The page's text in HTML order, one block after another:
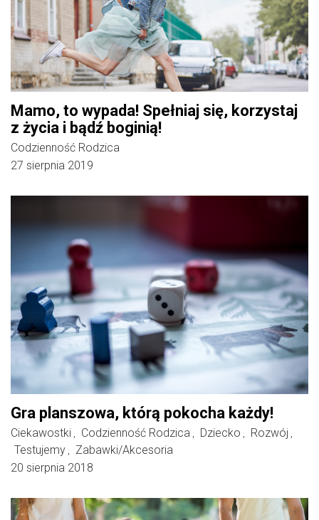
Mamo, to wypada! Spełniaj się, korzystaj
z życia i bądź boginią!
Codzienność Rodzica
27 sierpnia 2019
Gra planszowa, którą pokocha każdy!
Ciekawostki Codzienność Rodzica Dziecko Rozwój
Testujemy
Zabawki/Akcesoria
20 sierpnia 2018